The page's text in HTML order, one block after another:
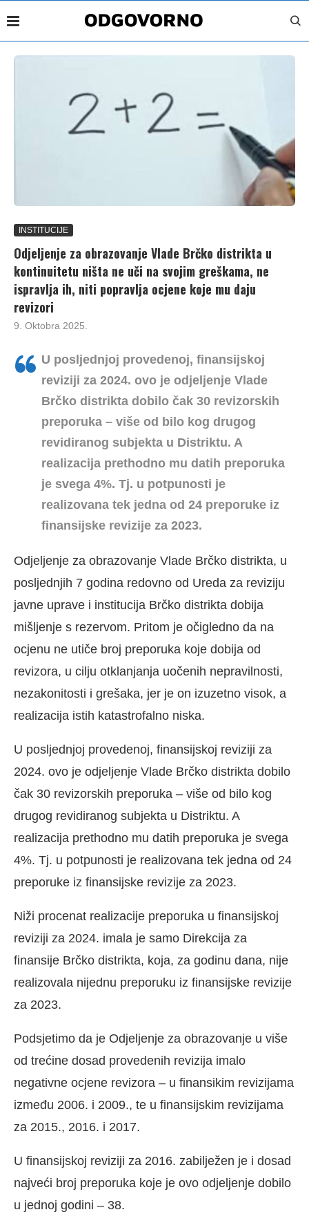
INSTITUCIJE
Odjeljenje za obrazovanje Vlade Brčko distrikta u
kontinuitetu ništa ne uči na svojim greškama, ne
ispravlja ih, niti popravlja ocjene koje mu daju
revizori
9. Oktobra 2025.
U posljednjoj provedenoj, finansijskoj
reviziji za 2024. ovo je odjeljenje Vlade
Brčko distrikta dobilo čak 30 revizorskih
preporuka – više od bilo kog drugog
revidiranog subjekta u Distriktu. A
realizacija prethodno mu datih preporuka
je svega 4%. Tj. u potpunosti je
realizovana tek jedna od 24 preporuke iz
finansijske revizije za 2023.
Odjeljenje za obrazovanje Vlade Brčko distrikta, u
posljednjih 7 godina redovno od Ureda za reviziju
javne uprave i institucija Brčko distrikta dobija
mišljenje s rezervom. Pritom je očigledno da na
ocjenu ne utiče broj preporuka koje dobija od
revizora, u cilju otklanjanja uočenih nepravilnosti,
nezakonitosti i grešaka, jer je on izuzetno visok, a
realizacija istih katastrofalno niska.
U posljednjoj provedenoj, finansijskoj reviziji za
2024. ovo je odjeljenje Vlade Brčko distrikta dobilo
čak 30 revizorskih preporuka – više od bilo kog
drugog revidiranog subjekta u Distriktu. A
realizacija prethodno mu datih preporuka je svega
4%. Tj. u potpunosti je realizovana tek jedna od 24
preporuke iz finansijske revizije za 2023.
Niži procenat realizacije preporuka u finansijskoj
reviziji za 2024. imala je samo Direkcija za
finansije Brčko distrikta, koja, za godinu dana, nije
realizovala nijednu preporuku iz finansijske revizije
za 2023.
Podsjetimo da je Odjeljenje za obrazovanje u više
od trećine dosad provedenih revizija imalo
negativne ocjene revizora – u finansikim revizijama
između 2006. i 2009., te u finansijskim revizijama
za 2015., 2016. i 2017.
U finansijskoj reviziji za 2016. zabilježen je i dosad
najveći broj preporuka koje je ovo odjeljenje dobilo
u jednoj godini – 38.